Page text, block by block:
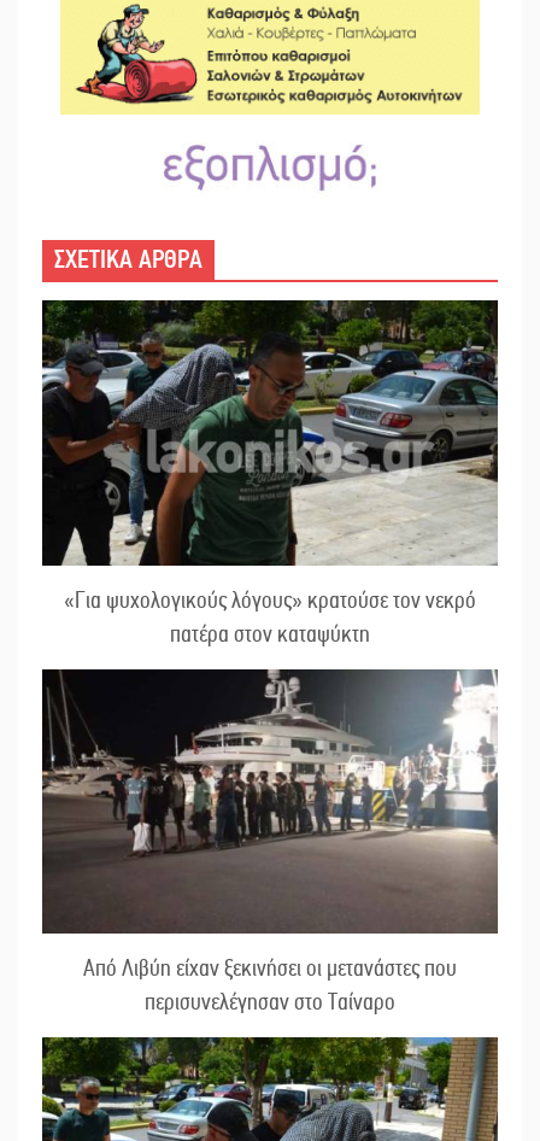
ΣΧΕΤΙΚΑ ΑΡΘΡΑ
«Για ψυχολογικούς λόγους» κρατούσε τον νεκρό
πατέρα στον καταψύκτη
Από Λιβύη είχαν ξεκινήσει οι μετανάστες που
περισυνελέγησαν στο Ταίναρο